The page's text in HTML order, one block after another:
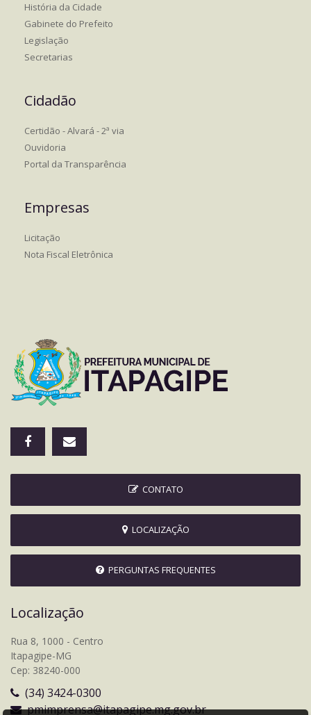
História da Cidade
Gabinete do Prefeito
Legislação
Secretarias
Cidadão
Certidão - Alvará - 2ª via
Ouvidoria
Portal da Transparência
Empresas
Licitação
Nota Fiscal Eletrônica
CONTATO
LOCALIZAÇÃO
PERGUNTAS FREQUENTES
Localização
Rua 8, 1000 - Centro
Itapagipe-MG
Cep: 38240-000
(34) 3424-0300
pmimprensa@itapagipe.mg.gov.br